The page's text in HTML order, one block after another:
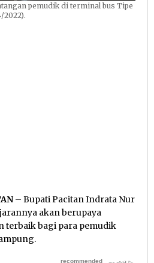
pemudik di terminal bus Tipe
2022).
– Bupati Pacitan Indrata Nur
akan berupaya
terbaik bagi para pemudik